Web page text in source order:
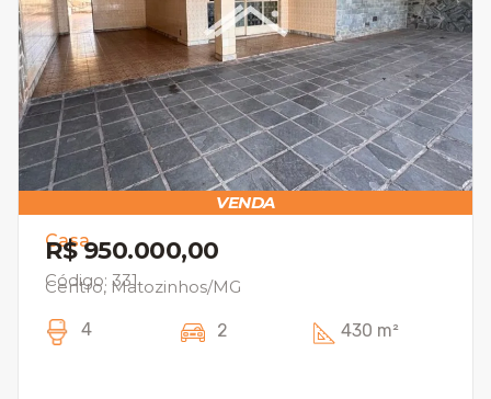
VENDA
Casa
R$ 950.000,00
Código: 331
Centro, Matozinhos/MG
4 2 430 m²